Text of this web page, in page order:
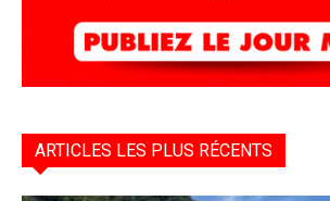
ARTICLES LES PLUS RÉCENTS